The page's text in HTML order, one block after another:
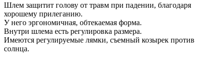
Шлем защитит голову от травм при падении, благодаря
хорошему прилеганию.
У него эргономичная, обтекаемая форма.
Внутри шлема есть регулировка размера.
Имеются регулируемые лямки, съемный козырек против
солнца.